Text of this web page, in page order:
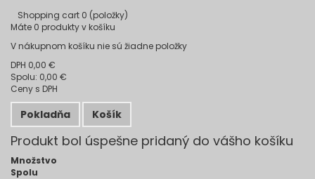
Shopping cart 0 (položky)
Máte 0 produkty v košíku
V nákupnom košíku nie sú žiadne položky
DPH 0,00 €
Spolu: 0,00 €
Ceny s DPH
Pokladňa Košík
Produkt bol úspešne pridaný do vášho košíku
Množstvo
Spolu